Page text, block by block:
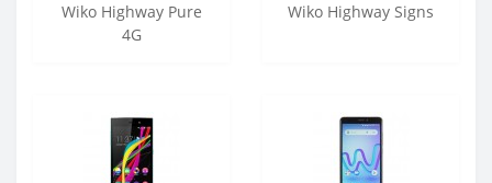
Wiko Highway Pure
4G
Wiko Highway Signs